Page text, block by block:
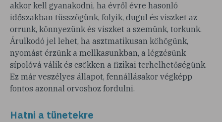
akkor kell gyanakodni, ha évről évre hasonló
időszakban tüsszögünk, folyik, dugul és viszket az
orrunk, könnyezünk és viszket a szemünk, torkunk.
Árulkodó jel lehet, ha asztmatikusan köhögünk,
nyomást érzünk a mellkasunkban, a légzésünk
sípolóvá válik és csökken a fizikai terhelhetőségünk.
Ez már veszélyes állapot, fennállásakor végképp
fontos azonnal orvoshoz fordulni.
Hatni a tünetekre